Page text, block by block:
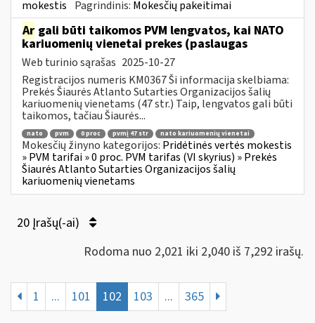
mokestis Pagrindinis: Mokesčių pakeitimai
Ar gali būti taikomos PVM lengvatos, kai NATO
kariuomenių vienetai prekes (paslaugas
Web turinio sąrašas 2025-10-27
Registracijos numeris KM0367 Ši informacija skelbiama:
Prekės Šiaurės Atlanto Sutarties Organizacijos šalių
kariuomenių vienetams (47 str.) Taip, lengvatos gali būti
taikomos, tačiau Šiaurės...
nato pvm 0 proc pvmį 47 str nato kariuomenių vienetai
Mokesčių žinyno kategorijos: Pridėtinės vertės mokestis
» PVM tarifai » 0 proc. PVM tarifas (VI skyrius) » Prekės
Šiaurės Atlanto Sutarties Organizacijos šalių
kariuomenių vienetams
20 Įrašų(-ai)
Rodoma nuo 2,021 iki 2,040 iš 7,292 irašų.
1 ... 101 102 103 ... 365